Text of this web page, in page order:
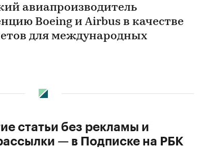
авиапроизводитель
Boeing и Airbus в качестве
для международных
статьи без рекламы и
— в Подписке на РБК